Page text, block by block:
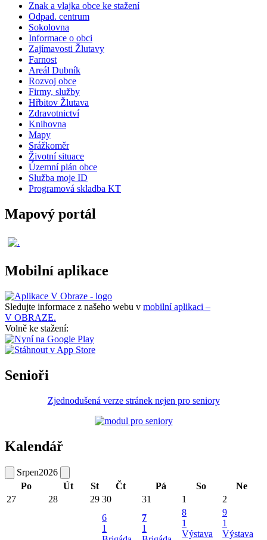
Znak a vlajka obce ke stažení
Odpad. centrum
Sokolovna
Informace o obci
Zajímavosti Žlutavy
Farnost
Areál Dubník
Rozvoj obce
Firmy, služby
Hřbitov Žlutava
Zdravotnictví
Knihovna
Mapy
Srážkoměr
Životní situace
Územní plán obce
Služba moje ID
Programová skladba KT
Mapový portál
Mobilní aplikace
Sledujte informace z našeho webu v mobilní aplikaci –
V OBRAZE.
Volně ke stažení:
Senioři
Zjednodušená verze stránek nejen pro seniory
Kalendář
Srpen2026
Po
Út St Čt Pá So
Ne
27
28 29 30 31 1 2
6
1
7
1
8
1
Výstava
9
1
Výstava